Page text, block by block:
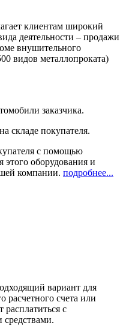
клиентам широкий
деятельности – продажи
внушительного
видов металлопроката)
заказчика.
складе покупателя.
с помощью
этого оборудования и
компании. подробнее...
вариант для
расчетного счета или
расплатиться с